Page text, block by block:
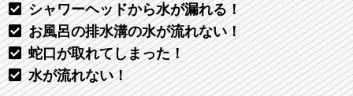
シャワーヘッドから水が漏れる！
お風呂の排水溝の水が流れない！
蛇口が取れてしまった！
水が流れない！